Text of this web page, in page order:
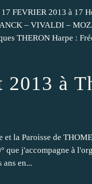
FEVRIER 2013 à 17
– VIVALDI –
THERON Harpe :
à
la Paroisse de
que j'accompagne à
en...